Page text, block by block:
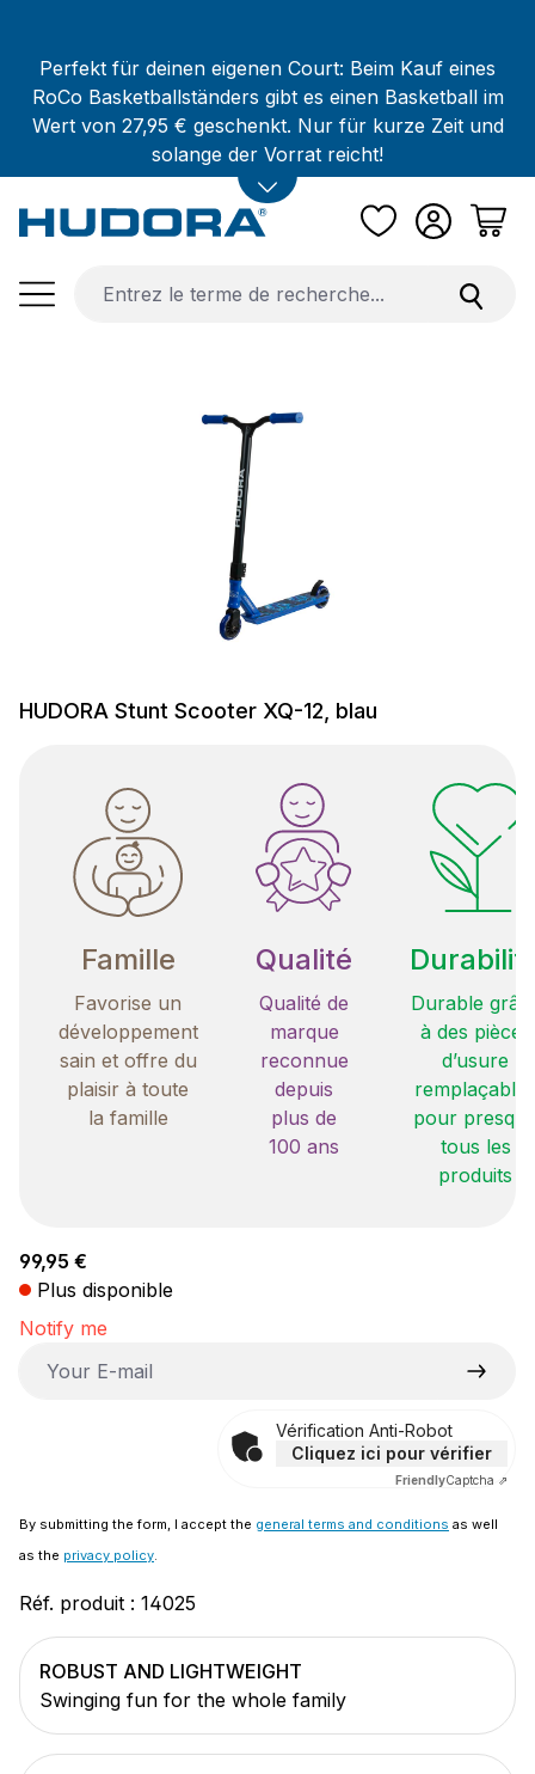
Perfekt für deinen eigenen Court: Beim Kauf eines
RoCo Basketballständers gibt es einen Basketball im
Wert von 27,95 € geschenkt. Nur für kurze Zeit und
solange der Vorrat reicht!
HUDORA Stunt Scooter XQ-12, blau
Famille
Favorise un
développement
sain et offre du
plaisir à toute
la famille
Qualité
Qualité de
marque
reconnue
depuis
plus de
100 ans
Durable
à des pièces
d’usure
remplaçables
pour
tous les
produits
Prix régulier :
99,95 €
Plus disponible
Notify me
Vérification Anti-Robot
Cliquez ici pour vérifier
FriendlyCaptcha ⇗
By submitting the form, I accept the general terms and conditions as well
as the privacy policy
Réf. produit : 14025
ROBUST AND LIGHTWEIGHT
Swinging fun for the whole family